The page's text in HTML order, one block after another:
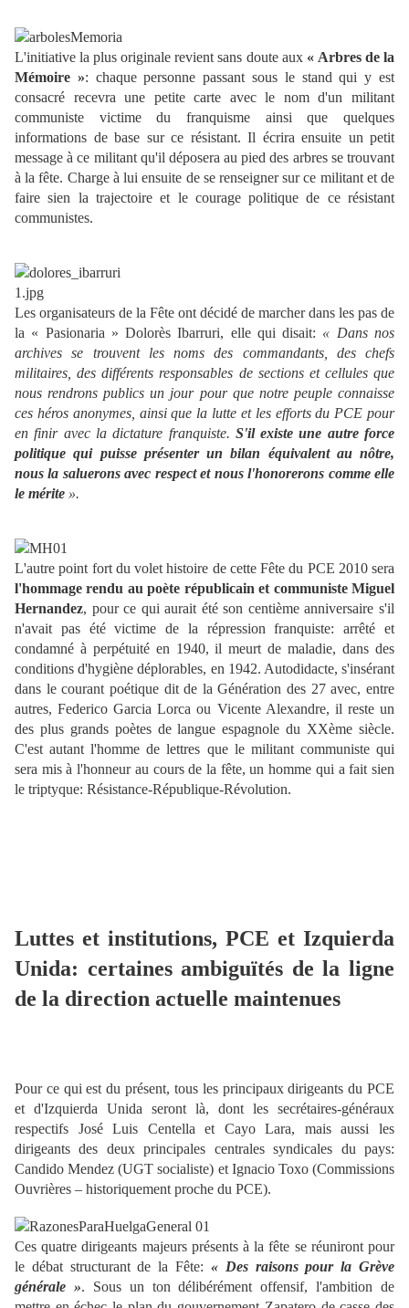
L'initiative la plus originale revient sans doute aux « Arbres de la
Mémoire »: chaque personne passant sous le stand qui y est
consacré recevra une petite carte avec le nom d'un militant
communiste victime du franquisme ainsi que quelques
informations de base sur ce résistant. Il écrira ensuite un petit
message à ce militant qu'il déposera au pied des arbres se trouvant
à la fête. Charge à lui ensuite de se renseigner sur ce militant et de
faire sien la trajectoire et le courage politique de ce résistant
communistes.
Les organisateurs de la Fête ont décidé de marcher dans les pas de
la « Pasionaria » Dolorès Ibarruri, elle qui disait: « Dans nos
archives se trouvent les noms des commandants, des chefs
militaires, des différents responsables de sections et cellules que
nous rendrons publics un jour pour que notre peuple connaisse
ces héros anonymes, ainsi que la lutte et les efforts du PCE pour
en finir avec la dictature franquiste. S'il existe une autre force
politique qui puisse présenter un bilan équivalent au nôtre,
nous la saluerons avec respect et nous l'honorerons comme elle
le mérite ».
L'autre point fort du volet histoire de cette Fête du PCE 2010 sera
l'hommage rendu au poète républicain et communiste Miguel
Hernandez, pour ce qui aurait été son centième anniversaire s'il
n'avait pas été victime de la répression franquiste: arrêté et
condamné à perpétuité en 1940, il meurt de maladie, dans des
conditions d'hygiène déplorables, en 1942. Autodidacte, s'insérant
dans le courant poétique dit de la Génération des 27 avec, entre
autres, Federico Garcia Lorca ou Vicente Alexandre, il reste un
des plus grands poètes de langue espagnole du XXème siècle.
C'est autant l'homme de lettres que le militant communiste qui
sera mis à l'honneur au cours de la fête, un homme qui a fait sien
le triptyque: Résistance-République-Révolution.
Luttes et institutions, PCE et Izquierda
Unida: certaines ambiguïtés de la ligne
de la direction actuelle maintenues
Pour ce qui est du présent, tous les principaux dirigeants du PCE
et d'Izquierda Unida seront là, dont les secrétaires-généraux
respectifs José Luis Centella et Cayo Lara, mais aussi les
dirigeants des deux principales centrales syndicales du pays:
Candido Mendez (UGT socialiste) et Ignacio Toxo (Commissions
Ouvrières – historiquement proche du PCE).
Ces quatre dirigeants majeurs présents à la fête se réuniront pour
le débat structurant de la Fête: « Des raisons pour la Grève
générale ». Sous un ton délibérément offensif, l'ambition de